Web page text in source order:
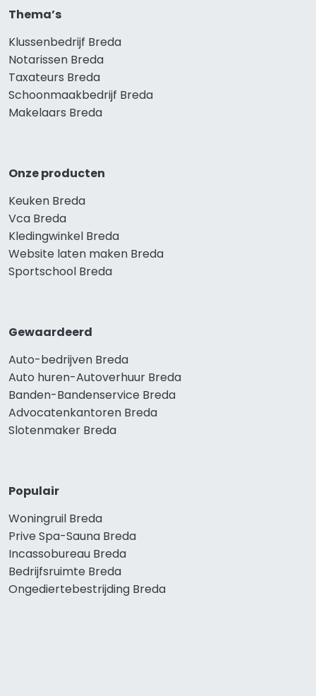
Thema’s
Klussenbedrijf Breda
Notarissen Breda
Taxateurs Breda
Schoonmaakbedrijf Breda
Makelaars Breda
Onze producten
Keuken Breda
Vca Breda
Kledingwinkel Breda
Website laten maken Breda
Sportschool Breda
Gewaardeerd
Auto-bedrijven Breda
Auto huren-Autoverhuur Breda
Banden-Bandenservice Breda
Advocatenkantoren Breda
Slotenmaker Breda
Populair
Woningruil Breda
Prive Spa-Sauna Breda
Incassobureau Breda
Bedrijfsruimte Breda
Ongediertebestrijding Breda